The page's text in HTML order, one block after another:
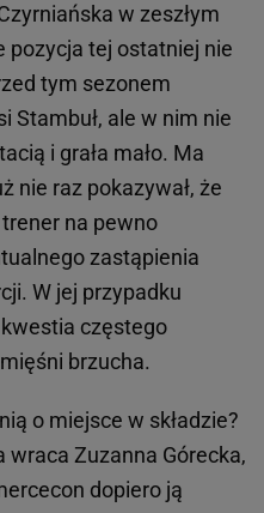
w zeszłym
pozycja tej ostatniej nie
tym sezonem
Stambuł, ale w nim nie
i grała mało. Ma
nie raz pokazywał, że
na pewno
zastąpienia
W jej przypadku
częstego
brzucha.
o miejsce w składzie?
wraca Zuzanna Górecka,
dopiero ją